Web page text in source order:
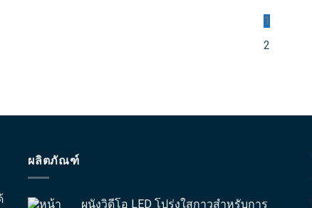
1
2
ผลิตภัณฑ์
ผนังวิดีโอ LED โปร่งใสกาวสำหรับการ